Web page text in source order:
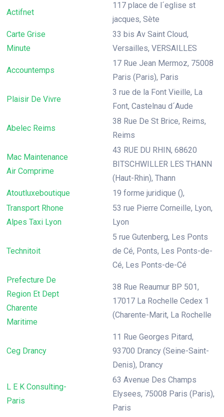
Actifnet
117 place de l´eglise st
jacques, Sète
Carte Grise
Minute
33 bis Av Saint Cloud,
Versailles, VERSAILLES
Accountemps
17 Rue Jean Mermoz, 75008
Paris (Paris), Paris
Plaisir De Vivre
3 rue de la Font Vieille, La
Font, Castelnau d´Aude
Abelec Reims
38 Rue De St Brice, Reims,
Reims
Mac Maintenance
Air Comprime
43 RUE DU RHIN, 68620
BITSCHWILLER LES THANN
(Haut-Rhin), Thann
Atoutluxeboutique
19 forme juridique (),
Transport Rhone
Alpes Taxi Lyon
53 rue Pierre Corneille, Lyon,
Lyon
Technitoit
5 rue Gutenberg, Les Ponts
de Cé, Ponts, Les Ponts-de-
Cé, Les Ponts-de-Cé
Prefecture De
Region Et Dept
Charente
Maritime
38 Rue Reaumur BP 501,
17017 La Rochelle Cedex 1
(Charente-Marit, La Rochelle
Ceg Drancy
11 Rue Georges Pitard,
93700 Drancy (Seine-Saint-
Denis), Drancy
L E K Consulting-
Paris
63 Avenue Des Champs
Elysees, 75008 Paris (Paris),
Paris